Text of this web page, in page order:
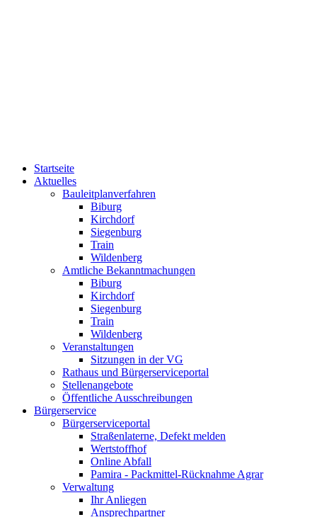
Startseite
Aktuelles
Bauleitplanverfahren
Biburg
Kirchdorf
Siegenburg
Train
Wildenberg
Amtliche Bekanntmachungen
Biburg
Kirchdorf
Siegenburg
Train
Wildenberg
Veranstaltungen
Sitzungen in der VG
Rathaus und Bürgerserviceportal
Stellenangebote
Öffentliche Ausschreibungen
Bürgerservice
Bürgerserviceportal
Straßenlaterne, Defekt melden
Wertstoffhof
Online Abfall
Pamira - Packmittel-Rücknahme Agrar
Verwaltung
Ihr Anliegen
Ansprechpartner